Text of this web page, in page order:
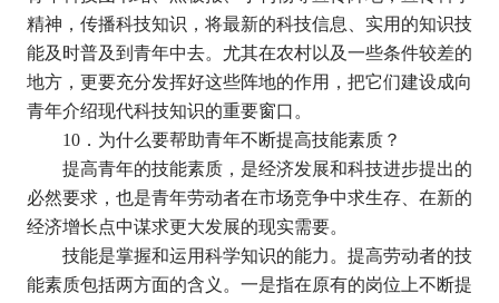
精神，传播科技知识，将最新的科技信息、实用的知识技
能及时普及到青年中去。尤其在农村以及一些条件较差的
地方，更要充分发挥好这些阵地的作用，把它们建设成向
青年介绍现代科技知识的重要窗口。
10．为什么要帮助青年不断提高技能素质？
提高青年的技能素质，是经济发展和科技进步提出的
必然要求，也是青年劳动者在市场竞争中求生存、在新的
经济增长点中谋求更大发展的现实需要。
技能是掌握和运用科学知识的能力。提高劳动者的技
能素质包括两方面的含义。一是指在原有的岗位上不断提